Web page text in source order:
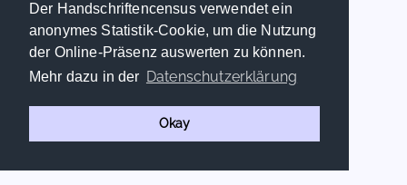
Der Handschriftencensus verwendet ein
anonymes Statistik-Cookie, um die Nutzung
der Online-Präsenz auswerten zu können.
Mehr dazu in der Datenschutzerklärung
Okay